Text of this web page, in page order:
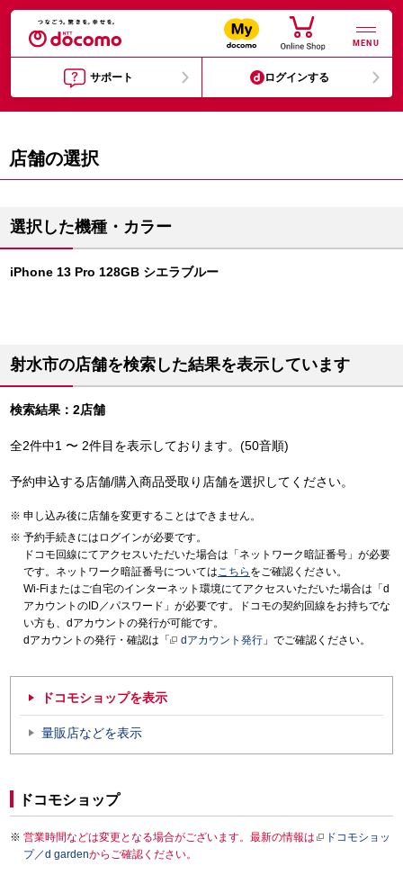
MENU
サポート ログインする
店舗の選択
選択した機種・カラー
iPhone 13 Pro 128GB シエラブルー
射水市の店舗を検索した結果を表示しています
検索結果：2店舗
全2件中1 〜 2件目を表示しております。(50音順)
予約申込する店舗/購入商品受取り店舗を選択してください。
申し込み後に店舗を変更することはできません。
予約手続きにはログインが必要です。
ドコモ回線にてアクセスいただいた場合は「ネットワーク暗証番号」が必要
です。ネットワーク暗証番号についてはこちら をご確認ください。
Wi-Fiまたはご自宅のインターネット環境にてアクセスいただいた場合は「d
アカウントのID／パスワード」が必要です。ドコモの契約回線をお持ちでな
い方も、dアカウントの発行が可能です。
dアカウントの発行・確認は「
dアカウント発行 」でご確認ください。
ドコモショップを表示
量販店などを表示
ドコモショップ
営業時間などは変更となる場合がございます。最新の情報は
ドコモショッ
プ／d gardenからご確認ください。